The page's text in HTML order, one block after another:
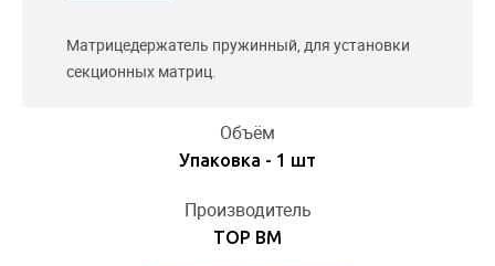
Объём
Упаковка - 1 шт
Производитель
ТОР ВМ
Матрицедержатель пружинный, для установки
секционных матриц.